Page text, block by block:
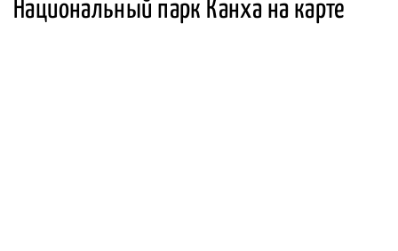
Национальный парк Канха на карте